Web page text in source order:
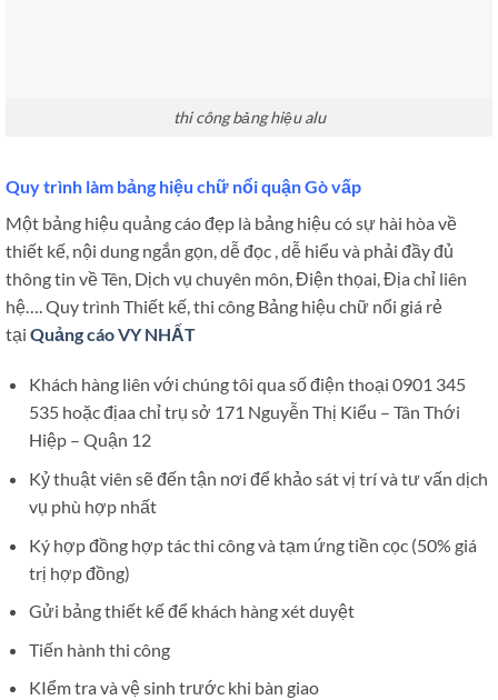
thi công bảng hiệu alu
Quy trình làm bảng hiệu chữ nổi quận Gò vấp
Một bảng hiệu quảng cáo đẹp là bảng hiệu có sự hài hòa về
thiết kế, nội dung ngắn gọn, dễ đọc , dễ hiểu và phải đầy đủ
thông tin về Tên, Dịch vụ chuyên môn, Điện thọai, Địa chỉ liên
hệ…. Quy trình Thiết kế, thi công Bảng hiệu chữ nổi giá rẻ
tại Quảng cáo VY NHẤT
Khách hàng liên với chúng tôi qua số điện thoại 0901 345
535 hoặc địaa chỉ trụ sở 171 Nguyễn Thị Kiểu – Tân Thới
Hiệp – Quận 12
Kỷ thuật viên sẽ đến tận nơi để khảo sát vị trí và tư vấn dịch
vụ phù hợp nhất
Ký hợp đồng hợp tác thi công và tạm ứng tiền cọc (50% giá
trị hợp đồng)
Gửi bảng thiết kế để khách hàng xét duyệt
Tiến hành thi công
KIểm tra và vệ sinh trước khi bàn giao